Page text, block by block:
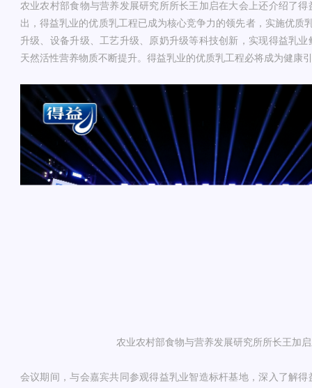
农业农村部食物与营养发展研究所所长王加启在大会上还介绍了
出，得益乳业的优质乳工程已成为核心竞争力的领先者，实施优质
升级、设备升级、工艺升级、原奶升级等科技创新，实现得益乳
天然活性营养物质不断提升。得益乳业的优质乳工程必将成为健康
农业农村部食物与营养发展研究所所长王加
会议期间，与会嘉宾共同参观得益乳业智造标杆基地，深入了解